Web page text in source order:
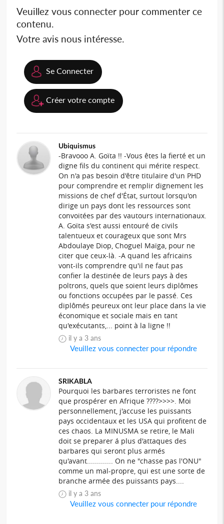
Veuillez vous connecter pour commenter ce
contenu.
Votre avis nous intéresse.
Se Connecter
Créer votre compte
Ubiquismus
-Bravooo A. Goïta !! -Vous êtes la fierté et un
digne fils du continent qui mérite respect.
On n'a pas besoin d'être titulaire d'un PHD
pour comprendre et remplir dignement les
missions de chef d'État, surtout lorsqu'on
dirige un pays dont les ressources sont
convoitées par des vautours internationaux.
A. Goïta s'est aussi entouré de civils
talentueux et courageux que sont Mrs
Abdoulaye Diop, Choguel Maïga, pour ne
citer que ceux-là. -A quand les africains
vont-ils comprendre qu'il ne faut pas
confier la destinée de leurs pays à des
poltrons, quels que soient leurs diplômes
ou fonctions occupées par le passé. Ces
diplômés peureux ont leur place dans la vie
économique et sociale mais en tant
qu'exécutants,... point à la ligne !!
il y a 3 ans
Veuillez vous connecter pour répondre
SRIKABLA
Pourquoi les barbares terroristes ne font
que prospérer en Afrique ????>>>>. Moi
personnellement, j'accuse les puissants
pays occidentaux et les USA qui profitent de
ces chaos. La MINUSMA se retire, le Mali
doit se preparer á plus d'attaques des
barbares qui seront plus armés
qu'avant............. On ne "chasse pas l'ONU"
comme un mal-propre, qui est une sorte de
branche armée des puissants pays....
il y a 3 ans
Veuillez vous connecter pour répondre